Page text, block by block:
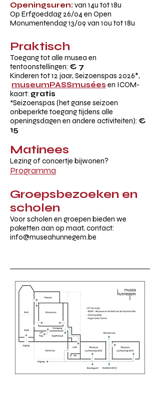
Openingsuren: van 14u tot 18u
Op Erfgoeddag 26/04 en Open
Monumentendag 13/09 van 10u tot 18u
Praktisch
Toegang tot alle musea en
tentoonstellingen: € 7
Kinderen tot 12 jaar, Seizoenspas 2026*,
museumPASSmusées en ICOM-
kaart: gratis
*Seizoenspas (het ganse seizoen
onbeperkte toegang tijdens alle
openingsdagen en andere activiteiten): €
15
Matinees
Lezing of concertje bijwonen?
Programma
Groepsbezoeken en
scholen
Voor scholen en groepen bieden we
paketten aan op maat, contact:
info@museahunnegem.be